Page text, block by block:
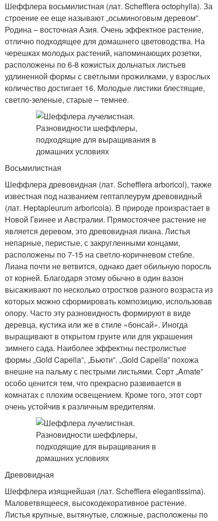
Шеффлера восьмилистная (лат. Schefflera octophylla). За
строение ее еще называют „осьминоговым деревом”.
Родина – восточная Азия. Очень эффектное растение,
отлично подходящее для домашнего цветоводства. На
черешках молодых растений, напоминающих розетки,
расположены по 6-8 кожистых дольчатых листьев
удлиненной формы с светлыми прожилками, у взрослых
количество достигает 16. Молодые листики блестящие,
светло-зеленые, старые – темнее.
Восьмилистная
Шеффлера древовидная (лат. Schefflera arboricol), также
известная под названием гептаплеурум древовидный
(лат. Heptapleurum arboricola). В природе произрастает в
Новой Гвинее и Австралии. Прямостоячее растение не
является деревом, это древовидная лиана. Листья
непарные, перистые, с закругленными концами,
расположены по 7-15 на светло-коричневом стебле.
Лиана почти не ветвится, однако дает обильную поросль
от корней. Благодаря этому обычно в один вазон
высаживают по несколько отростков разного возраста из
которых можно сформировать композицию, использовав
опору. Часто эту разновидность формируют в виде
деревца, кустика или же в стиле «бонсай». Иногда
выращивают в открытом грунте или для украшения
зимнего сада. Наиболее эффектны пестролистые
формы „Gold Capella”, „Бьюти”. „Gold Capella” похожа
внешне на пальму с пестрыми листьями. Сорт „Amate”
особо ценится тем, что прекрасно развивается в
комнатах с плохим освещением. Кроме того, этот сорт
очень устойчив к различным вредителям.
Древовидная
Шеффлера изящнейшая (лат. Schefflera elegantissima).
Маловетвящееся, высокодекоративное растение.
Листья крупные, вытянутые, сложные, расположены по